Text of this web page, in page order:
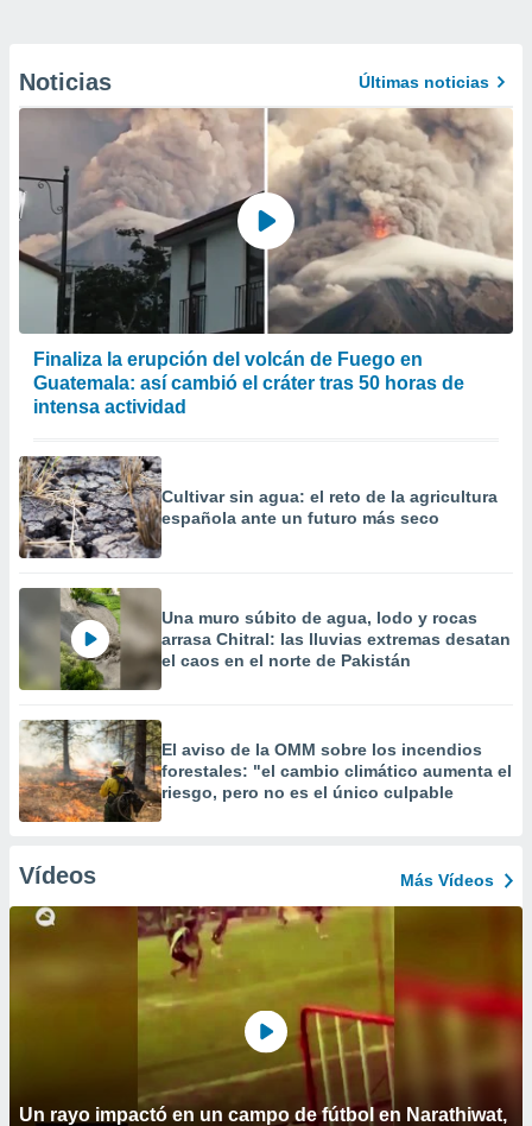
Noticias Últimas noticias
Finaliza la erupción del volcán de Fuego en
Guatemala: así cambió el cráter tras 50 horas de
intensa actividad
Cultivar sin agua: el reto de la agricultura
española ante un futuro más seco
Una muro súbito de agua, lodo y rocas
arrasa Chitral: las lluvias extremas desatan
el caos en el norte de Pakistán
El aviso de la OMM sobre los incendios
forestales: "el cambio climático aumenta el
riesgo, pero no es el único culpable
Vídeos Más Vídeos
Un rayo impactó en un campo de fútbol en Narathiwat,